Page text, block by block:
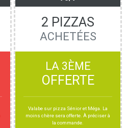
2 PIZZAS
ACHETÉES
LA 3ÈME
OFFERTE
Valabe sur pizza Sénior et Méga. La
moins chère sera offerte. À préciser à
la commande.